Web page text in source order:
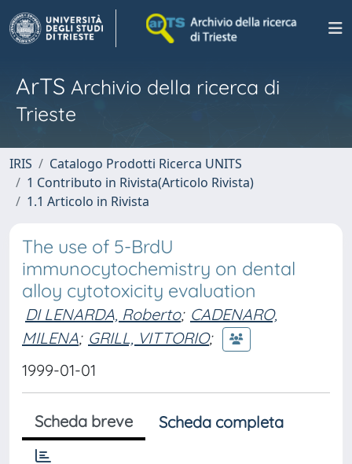
ArTS Archivio della ricerca di
Trieste
IRIS
Catalogo Prodotti Ricerca UNITS
1 Contributo in Rivista(Articolo Rivista)
1.1 Articolo in Rivista
The use of 5-BrdU
immunocytochemistry on dental
alloy cytotoxicity evaluation
DI LENARDA, Roberto; CADENARO,
MILENA; GRILL, VITTORIO;
1999-01-01
Scheda breve Scheda completa